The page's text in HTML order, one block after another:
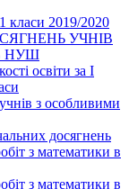
класи 2019/2020
УЧНІВ
НУШ
освіти за І
з особливими
досягнень
з математики в
з математики в